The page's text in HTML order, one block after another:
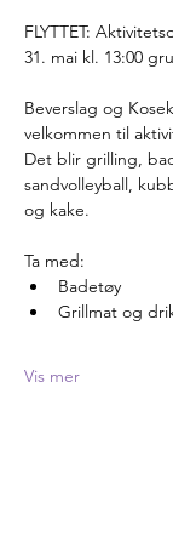
FLYTTET:
31. mai kl. 13:00
Beverslag og
velkommen til
Det blir grilling,
sandvolleyball,
og kake.
Ta med:
Badetøy
Grillmat og
Vis mer